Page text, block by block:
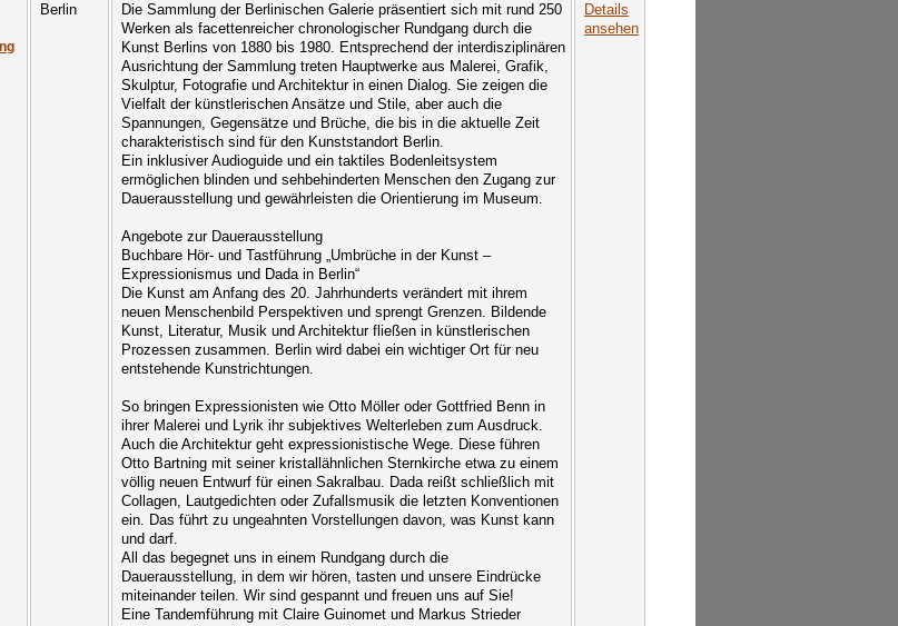
Berlin
Die Sammlung der Berlinischen Galerie präsentiert sich mit rund 250
Werken als facettenreicher chronologischer Rundgang durch die
Kunst Berlins von 1880 bis 1980. Entsprechend der interdisziplinären
Ausrichtung der Sammlung treten Hauptwerke aus Malerei, Grafik,
Skulptur, Fotografie und Architektur in einen Dialog. Sie zeigen die
Vielfalt der künstlerischen Ansätze und Stile, aber auch die
Spannungen, Gegensätze und Brüche, die bis in die aktuelle Zeit
charakteristisch sind für den Kunststandort Berlin.
Ein inklusiver Audioguide und ein taktiles Bodenleitsystem
ermöglichen blinden und sehbehinderten Menschen den Zugang zur
Dauerausstellung und gewährleisten die Orientierung im Museum.
Angebote zur Dauerausstellung
Buchbare Hör- und Tastführung „Umbrüche in der Kunst –
Expressionismus und Dada in Berlin“
Die Kunst am Anfang des 20. Jahrhunderts verändert mit ihrem
neuen Menschenbild Perspektiven und sprengt Grenzen. Bildende
Kunst, Literatur, Musik und Architektur fließen in künstlerischen
Prozessen zusammen. Berlin wird dabei ein wichtiger Ort für neu
entstehende Kunstrichtungen.
So bringen Expressionisten wie Otto Möller oder Gottfried Benn in
ihrer Malerei und Lyrik ihr subjektives Welterleben zum Ausdruck.
Auch die Architektur geht expressionistische Wege. Diese führen
Otto Bartning mit seiner kristallähnlichen Sternkirche etwa zu einem
völlig neuen Entwurf für einen Sakralbau. Dada reißt schließlich mit
Collagen, Lautgedichten oder Zufallsmusik die letzten Konventionen
ein. Das führt zu ungeahnten Vorstellungen davon, was Kunst kann
und darf.
All das begegnet uns in einem Rundgang durch die
Dauerausstellung, in dem wir hören, tasten und unsere Eindrücke
miteinander teilen. Wir sind gespannt und freuen uns auf Sie!
Eine Tandemführung mit Claire Guinomet und Markus Strieder
Details
ansehen